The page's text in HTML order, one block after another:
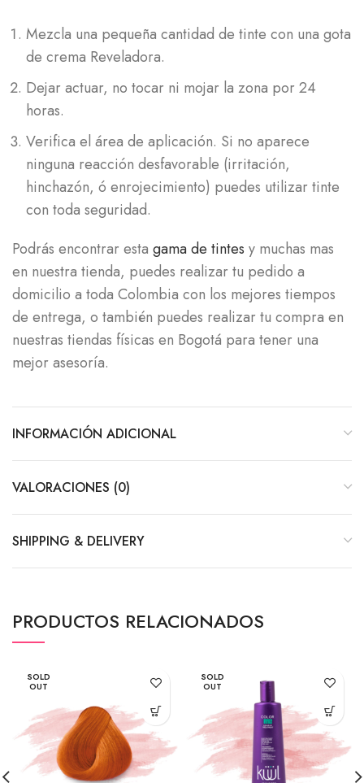
Mezcla una pequeña cantidad de tinte con una gota
de crema Reveladora.
Dejar actuar, no tocar ni mojar la zona por 24
horas.
Verifica el área de aplicación. Si no aparece
ninguna reacción desfavorable (irritación,
hinchazón, ó enrojecimiento) puedes utilizar tinte
con toda seguridad.
Podrás encontrar esta gama de tintes y muchas mas
en nuestra tienda, puedes realizar tu pedido a
domicilio a toda Colombia con los mejores tiempos
de entrega, o también puedes realizar tu compra en
nuestras tiendas físicas en Bogotá para tener una
mejor asesoría.
INFORMACIÓN ADICIONAL
VALORACIONES (0)
SHIPPING & DELIVERY
PRODUCTOS RELACIONADOS
SOLD
OUT
SOLD
OUT